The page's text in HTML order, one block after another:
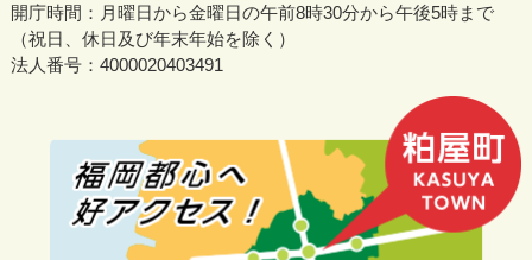
開庁時間：月曜日から金曜日の午前8時30分から午後5時まで
（祝日、休日及び年末年始を除く）
法人番号：4000020403491